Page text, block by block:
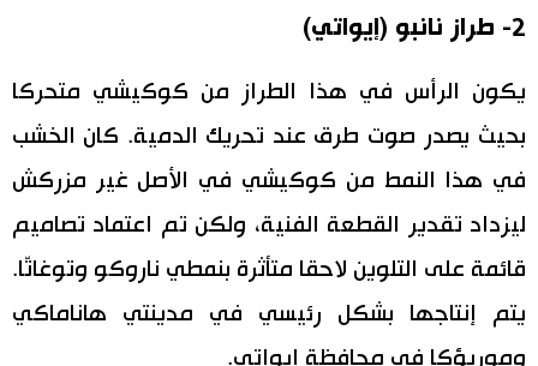
2- طراز نانبو (إيواتي)
يكون الرأس في هذا الطراز من كوكيشي متحركا
بحيث يصدر صوت طرق عند تحريك الدمية. كان الخشب
في هذا النمط من كوكيشي في الأصل غير مزركش
ليزداد تقدير القطعة الفنية، ولكن تم اعتماد تصاميم
قائمة على التلوين لاحقا متأثرة بنمطي ناروكو وتوغاتّا.
يتم إنتاجها بشكل رئيسي في مدينتي هاناماكي
وموريؤكا في محافظة إيواتي.